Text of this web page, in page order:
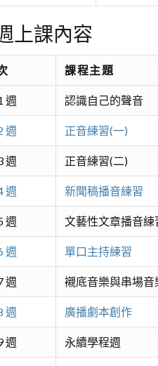
上課內容
課程主題
週 認識自己的聲音
週 正音練習(一)
週 正音練習(二)
週 新聞稿播音練習
週 文藝性文章播音練
週 單口主持練習
週 襯底音樂與串場音
週 廣播劇本創作
週 永續學程週